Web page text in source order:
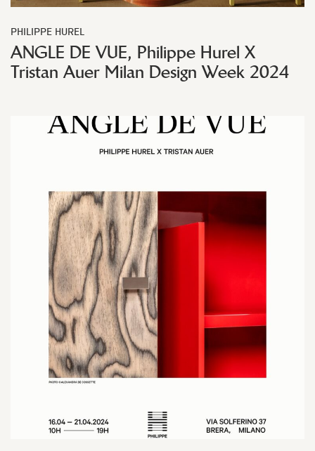
PHILIPPE HUREL
ANGLE DE VUE, Philippe Hurel X
Tristan Auer Milan Design Week 2024